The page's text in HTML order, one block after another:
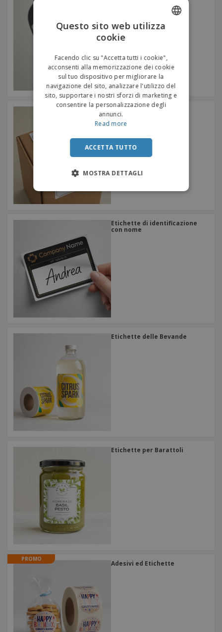
Etichette Box
Etichette di identificazione
con nome
Etichette delle Bevande
Etichette per Barattoli
PROMO
Adesivi ed Etichette
Questo sito web utilizza
cookie
Facendo clic su "Accetta tutti i cookie",
acconsenti alla memorizzazione dei cookie
sul tuo dispositivo per migliorare la
navigazione del sito, analizzare l'utilizzo del
sito, supportare i nostri sforzi di marketing e
consentire la personalizzazione degli
annunci.
Read more
ACCETTA TUTTO
MOSTRA DETTAGLI